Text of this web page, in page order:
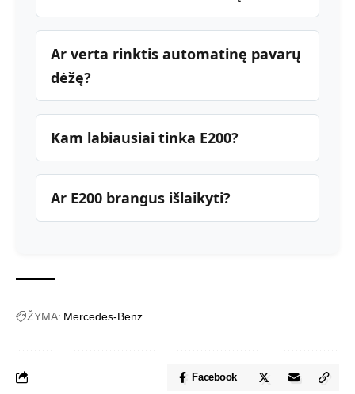
Ar verta rinktis automatinę pavarų
dėžę?
Kam labiausiai tinka E200?
Ar E200 brangus išlaikyti?
ŽYMA: Mercedes-Benz
Facebook